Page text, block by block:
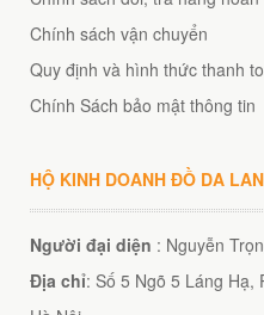
Chính sách vận chuyển
Quy định và hình thức thanh
Chính Sách bảo mật thông tin
HỘ KINH DOANH ĐỒ DA
Người đại diện : Nguyễn
Địa chỉ: Số 5 Ngõ 5 Láng Hạ,